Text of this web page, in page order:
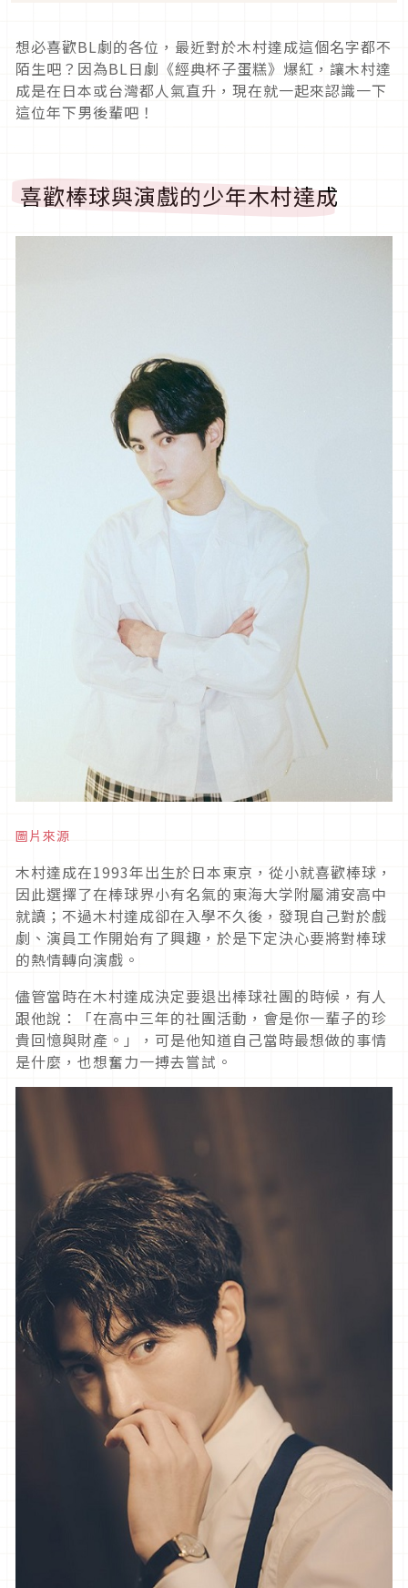
想必喜歡BL劇的各位，最近對於木村達成這個名字都不
陌生吧？因為BL日劇《經典杯子蛋糕》爆紅，讓木村達
成是在日本或台灣都人氣直升，現在就一起來認識一下
這位年下男後輩吧！
喜歡棒球與演戲的少年木村達成
圖片來源
木村達成在1993年出生於日本東京，從小就喜歡棒球，
因此選擇了在棒球界小有名氣的東海大学附屬浦安高中
就讀；不過木村達成卻在入學不久後，發現自己對於戲
劇、演員工作開始有了興趣，於是下定決心要將對棒球
的熱情轉向演戲。
儘管當時在木村達成決定要退出棒球社團的時候，有人
跟他說：「在高中三年的社團活動，會是你一輩子的珍
貴回憶與財產。」，可是他知道自己當時最想做的事情
是什麼，也想奮力一搏去嘗試。